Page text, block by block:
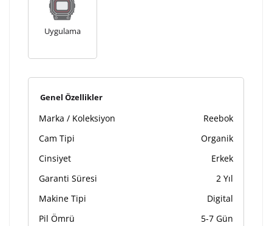
Uygulama
Genel Özellikler
Marka / Koleksiyon
Reebok
Cam Tipi
Organik
Cinsiyet
Erkek
Garanti Süresi
2 Yıl
Makine Tipi
Digital
Pil Ömrü
5-7 Gün